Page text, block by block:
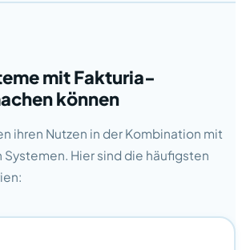
mit Fakturia-
können
ihren Nutzen in der Kombination mit
Hier sind die häufigsten